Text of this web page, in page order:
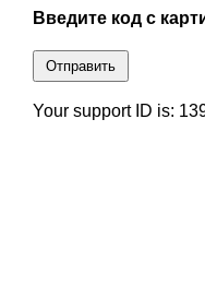
Введите код с
Отправить
Your support ID is: